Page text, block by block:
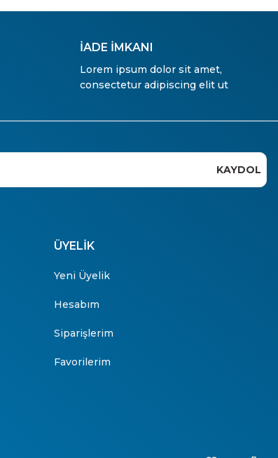
İADE İMKANI
Lorem ipsum dolor sit amet,
consectetur adipiscing elit ut
KAYDOL
ÜYELİK
Yeni Üyelik
Hesabım
Siparişlerim
Favorilerim